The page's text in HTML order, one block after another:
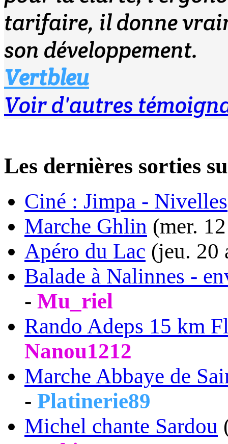
tarifaire, il donne
son développement.
Vertbleu
Voir d'autres
Les dernières sorties
Ciné : Jimpa - Nivelles
Marche Ghlin (mer.
Apéro du Lac (jeu. 20
Balade à Nalinnes -
- Mu_riel
Rando Adeps 15 km
Nanou1212
Marche Abbaye de
- Platinerie89
Michel chante Sardou